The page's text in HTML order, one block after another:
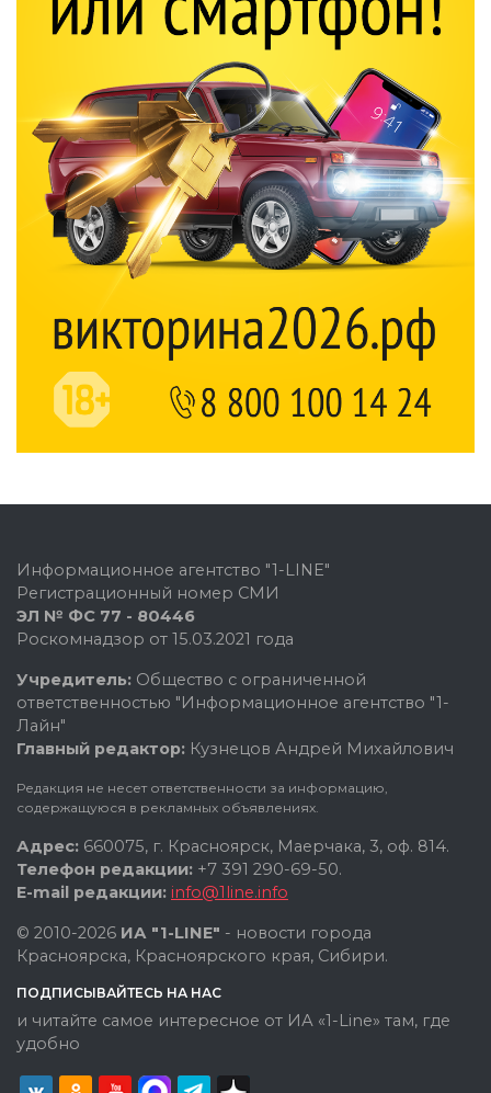
Информационное агентство "1-LINE"
Регистрационный номер СМИ
ЭЛ № ФС 77 - 80446
Роскомнадзор от 15.03.2021 года
Учредитель: Общество с ограниченной
ответственностью "Информационное агентство "1-
Лайн"
Главный редактор: Кузнецов Андрей Михайлович
Редакция не несет ответственности за информацию,
содержащуюся в рекламных объявлениях.
Адрес: 660075, г. Красноярск, Маерчака, 3, оф. 814.
Телефон редакции: +7 391 290-69-50.
E-mail редакции: info@1line.info
© 2010-2026 ИА "1-LINE" - новости города
Красноярска, Красноярского края, Сибири.
ПОДПИСЫВАЙТЕСЬ НА НАС
и читайте самое интересное от ИА «1-Line» там, где
удобно